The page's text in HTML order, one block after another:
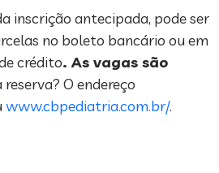
inscrição antecipada, pode ser
no boleto bancário ou em
crédito. As vagas são
reserva? O endereço
www.cbpediatria.com.br/.